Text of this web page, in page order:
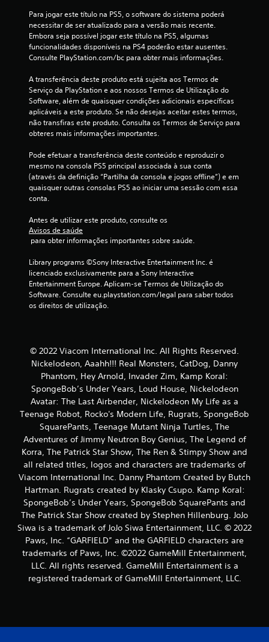
m
d
e
c
i
o
m
b
s
e
e
m
9
8
4
c
l
a
s
Para jogar este título na PS5, o software do sistema poderá
necessitar de ser atualizado para a versão mais recente.
Embora seja possível jogar este título na PS5, algumas
funcionalidades disponíveis na PS4 poderão estar ausentes.
Consulte PlayStation.com/bc para obter mais informações.
A transferência deste produto está sujeita aos Termos de
Serviço da PlayStation e aos nossos Termos de Utilização do
Software, além de quaisquer condições adicionais específicas
aplicáveis a este produto. Se não desejas aceitar estes termos,
não transfiras este produto. Consulta os Termos de Serviço para
obteres mais informações importantes.
Pode efetuar a transferência deste conteúdo e reproduzir o
mesmo na consola PS5 principal associada à sua conta
(através da definição “Partilha da consola e jogos offline”) e em
quaisquer outras consolas PS5 ao iniciar uma sessão com essa
conta.
Antes de utilizar este produto, consulte os
Avisos de saúde
para obter informações importantes sobre saúde.
Library programs ©Sony Interactive Entertainment Inc. é
licenciado exclusivamente para a Sony Interactive
Entertainment Europe. Aplicam-se Termos de Utilização do
Software. Consulte eu.playstation.com/legal para saber todos
os direitos de utilização.
© 2022 Viacom International Inc. All Rights Reserved.
Nickelodeon, Aaahh!!! Real Monsters, CatDog, Danny
Phantom, Hey Arnold, Invader Zim, Kamp Koral:
SpongeBob’s Under Years, Loud House, Nickelodeon
Avatar: The Last Airbender, Nickelodeon My Life as a
Teenage Robot, Rocko's Modern Life, Rugrats, SpongeBob
SquarePants, Teenage Mutant Ninja Turtles, The
Adventures of Jimmy Neutron Boy Genius, The Legend of
Korra, The Patrick Star Show, The Ren & Stimpy Show and
all related titles, logos and characters are trademarks of
Viacom International Inc. Danny Phantom Created by Butch
Hartman. Rugrats created by Klasky Csupo. Kamp Koral:
SpongeBob’s Under Years, SpongeBob SquarePants and
The Patrick Star Show created by Stephen Hillenburg. JoJo
Siwa is a trademark of JoJo Siwa Entertainment, LLC. © 2022
Paws, Inc. “GARFIELD” and the GARFIELD characters are
trademarks of Paws, Inc. ©2022 GameMill Entertainment,
LLC. All rights reserved. GameMill Entertainment is a
registered trademark of GameMill Entertainment, LLC.